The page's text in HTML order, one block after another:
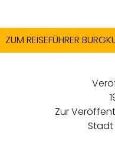
ZUM REISEFÜHRER
Zur
Stadt